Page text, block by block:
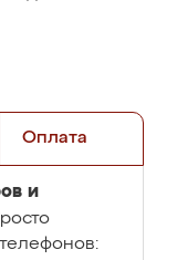
Оплата
и